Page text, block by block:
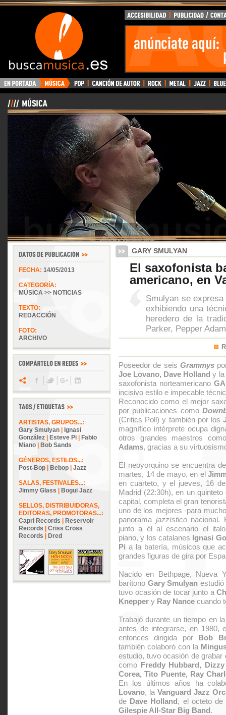
BuscaMusica.es
FECHA: 14/05/2013
CATEGORÍA:
MÚSICA >> NOTICIAS
TEXTO:
REDACCIÓN
FOTO:
ARCHIVO
ARTISTAS, GRUPOS...:
Gary Smulyan
Ignasi
González
Esteve Pi
Fabio
Miano
Bob Sands
GÉNEROS, ESTILOS...:
Post-Bop
Bebop Jazz
SALAS, FESTIVALES...:
Jimmy Glass
Bogui Jazz
SELLOS, DISTRIBUIDORAS,
EDITORAS, PROMOTORAS...:
Capri Records
Reservoir
Records
Criss Cross
Records
Dred
GARY SMULYAN
El saxofonista
americano, en
Smulyan se
exhibiendo una
heredero de la
Parker, Pepper
Poseedor de seis Grammys
Joe Lovano, Dave Holland y la
saxofonista norteamericano
incisivo estilo e impecable
Reconocido como el mejor
por publicaciones como
(Critics Poll) y también por los
magnífico intérprete ocupa
otros grandes maestros
Adams, gracias a su
El neoyorquino se encuentra
martes, 14 de mayo, en el
en cuarteto, y el jueves, 16
Madrid (22:30h), en un
capital, completa el gran
uno de los mejores -para
panorama jazzísticonacional.
junto a él al escenario el
piano, y los catalanes Ignasi
Pi a la batería, músicos que
grandes figuras de gira por
Nacido en Bethpage, Nueva
barítono Gary Smulyan
tuvo ocasión de tocar junto a
Knepper y Ray Nance cuando
Trabajó durante un tiempo en
antes de integrarse, en 1980,
entonces dirigida por Bob
también colaboró con la
estudio, tuvo ocasión de
como Freddy Hubbard,
Corea, Tito Puente, Ray
En los últimos años ha
Lovano, la Vanguard Jazz
de Dave Holland, el octeto de
Gilespie All-Star Big Band.